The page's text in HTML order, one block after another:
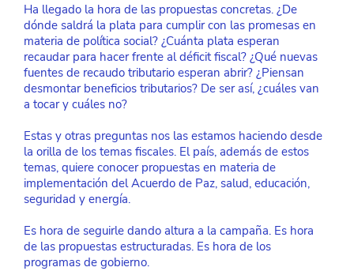
Ha llegado la hora de las propuestas concretas. ¿De
dónde saldrá la plata para cumplir con las promesas en
materia de política social? ¿Cuánta plata esperan
recaudar para hacer frente al déficit fiscal? ¿Qué nuevas
fuentes de recaudo tributario esperan abrir? ¿Piensan
desmontar beneficios tributarios? De ser así, ¿cuáles van
a tocar y cuáles no?
Estas y otras preguntas nos las estamos haciendo desde
la orilla de los temas fiscales. El país, además de estos
temas, quiere conocer propuestas en materia de
implementación del Acuerdo de Paz, salud, educación,
seguridad y energía.
Es hora de seguirle dando altura a la campaña. Es hora
de las propuestas estructuradas. Es hora de los
programas de gobierno.